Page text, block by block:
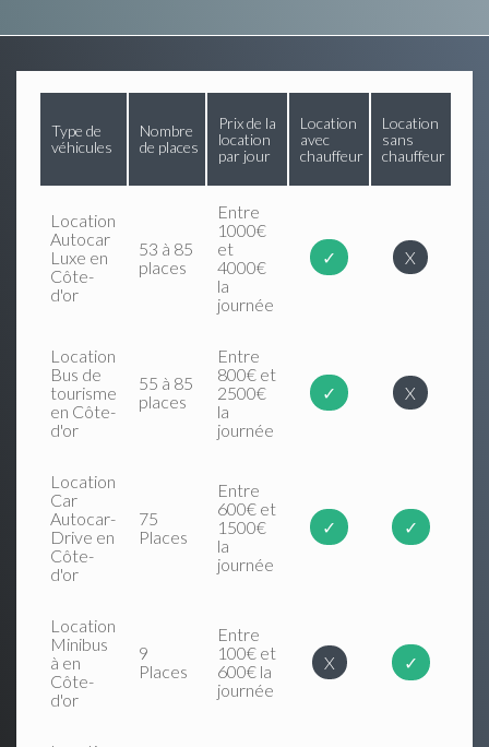
Type de
véhicules
Nombre
de places
Prix de la
location
par jour
Location
avec
chauffeur
Location
sans
chauffeur
Location
Autocar
Luxe en
Côte-
d'or
53 à 85
places
Entre
1000€
et
4000€
la
journée
✓ X
Location
Bus de
tourisme
en Côte-
d'or
55 à 85
places
Entre
800€ et
2500€
la
journée
✓ X
Location
Car
Autocar-
Drive en
Côte-
d'or
75
Places
Entre
600€ et
1500€
la
journée
✓ ✓
Location
Minibus
à en
Côte-
d'or
9
Places
Entre
100€ et
600€ la
journée
X ✓